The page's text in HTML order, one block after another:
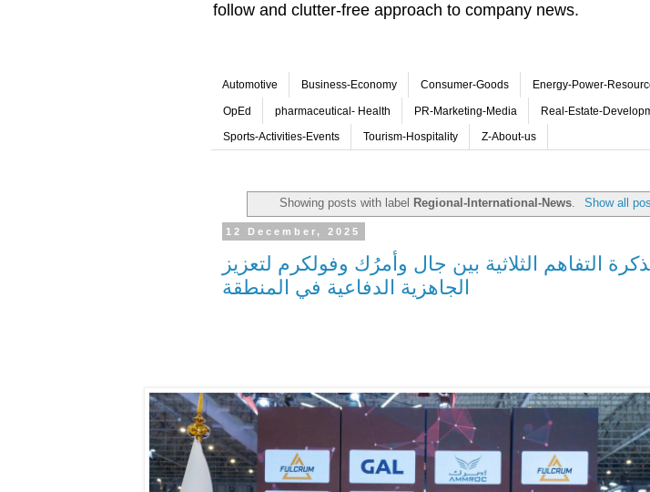
follow and clutter-free approach to company news.
Automotive Business-Economy Consumer-Goods Energy-Power-
OpEd pharmaceutical- Health PR-Marketing-Media Real-Estate-
Sports-Activities-Events Tourism-Hospitality Z-About-us
Showing posts with label Regional-International-News. Show all
12 December, 2025
التفاهم الثلاثية بين جال وأمرُك وفولكرم لتعزيز
الجاهزية الدفاعية في المنطقة